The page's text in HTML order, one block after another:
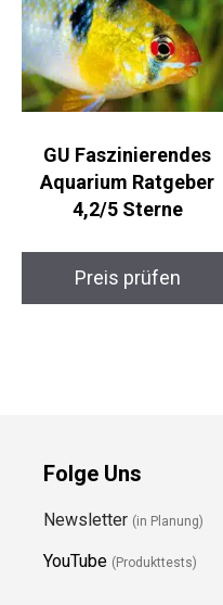
GU Faszinierendes
Aquarium Ratgeber
4,2/5 Sterne
Preis prüfen
Folge Uns
Newsletter (in Planung)
YouTube (Produkttests)